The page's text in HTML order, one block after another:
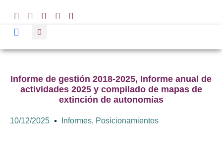
Informe de gestión 2018-2025, Informe anual de
actividades 2025 y compilado de mapas de
extinción de autonomías
10/12/2025 Informes, Posicionamientos